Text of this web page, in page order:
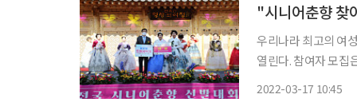
"시니어춘향
우리나라 최고의 여
열린다. 참여자 모집은 4월 8일(금)까지다. ‘
2022-03-17 10:45